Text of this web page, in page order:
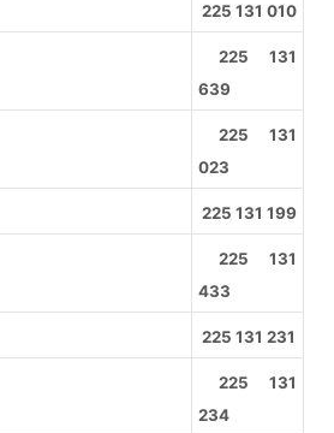
225 131 010
225 131
639
225 131
023
225 131 199
225 131
433
225 131 231
225 131
234